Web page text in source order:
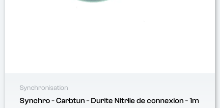
Synchronisation
Synchro - Carbtun - Durite Nitrile de connexion - 1m